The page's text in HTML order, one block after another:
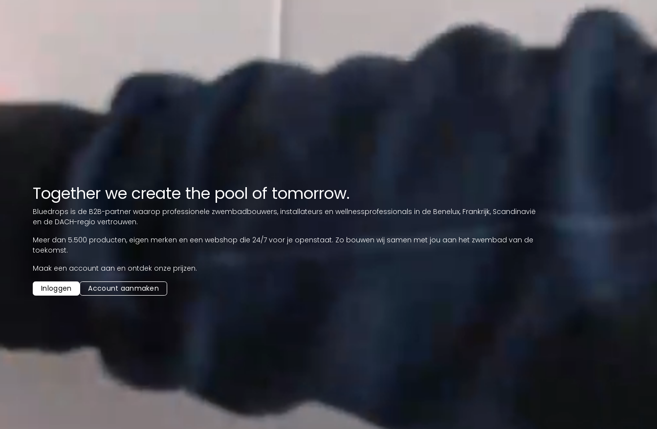
Together we create the pool of tomorrow.
Bluedrops is de B2B-partner waarop professionele zwembadbouwers, installateurs en wellnessprofessionals in de Benelux, Frankrijk, Scandinavië
en de DACH-regio vertrouwen.
Meer dan 5.500 producten, eigen merken en een webshop die 24/7 voor je openstaat. Zo bouwen wij samen met jou aan het zwembad van de
toekomst.
Maak een account aan en ontdek onze prijzen.
Inloggen Account aanmaken